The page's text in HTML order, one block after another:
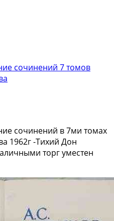
сочинений 7 томов
сочинений в 7ми томах
1962г -Тихий Дон
торг уместен